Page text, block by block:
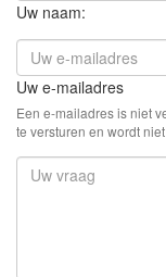
Uw naam:
Uw e-mailadres
Een e-mailadres is niet
te versturen en wordt